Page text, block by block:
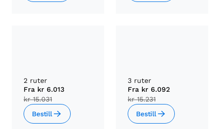
2 ruter
Fra kr 6.013
kr 15.031
Bestill
3 ruter
Fra kr 6.092
kr 15.231
Bestill